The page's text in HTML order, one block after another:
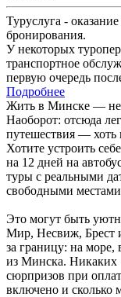
Туруслуга -
бронирования.
У некоторых
транспортное
первую очередь
Подробнее
Жить в Минске — не
Наоборот: отсюда
путешествия — хоть
Хотите устроить
на 12 дней на
туры с реальными
свободными
Это могут быть
Мир, Несвиж, Брест
за границу: на
из Минска. Никаких
сюрпризов при
включено и сколько